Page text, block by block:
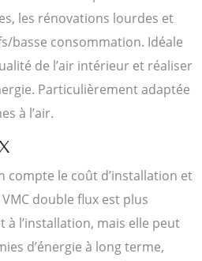
les rénovations lourdes et
basse consommation. Idéale
de l’air intérieur et réaliser
Particulièrement adaptée
à l’air.
compte le coût d’installation et
double flux est plus
à l’installation, mais elle peut
d’énergie à long terme,